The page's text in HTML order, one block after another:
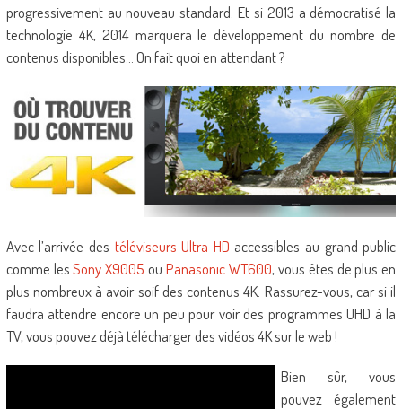
progressivement au nouveau standard. Et si 2013 a démocratisé la
technologie 4K, 2014 marquera le développement du nombre de
contenus disponibles… On fait quoi en attendant ?
Avec l’arrivée des téléviseurs Ultra HD accessibles au grand public
comme lesSony X9005 ouPanasonic WT600, vous êtes de plus en
plus nombreux à avoir soif des contenus 4K. Rassurez-vous, car si il
faudra attendre encore un peu pour voir des programmes UHD à la
TV, vous pouvez déjà télécharger des vidéos 4K sur le web !
Bien sûr, vous
pouvez également